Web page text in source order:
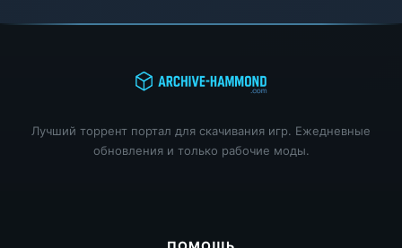
Лучший торрент портал для скачивания игр. Ежедневные
обновления и только рабочие моды.